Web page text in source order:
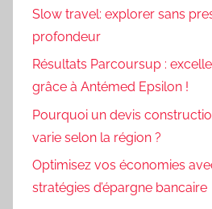
Slow travel: explorer sans
profondeur
Résultats Parcoursup :
grâce à Antémed Epsilon !
Pourquoi un devis
varie selon la région ?
Optimisez vos économies
stratégies d’épargne bancaire